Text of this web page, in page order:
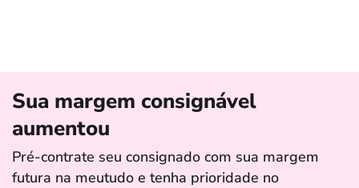
Sua margem consignável
aumentou
Pré-contrate seu consignado com sua margem
futura na meutudo e tenha prioridade no